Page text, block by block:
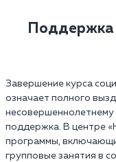
Поддержка
Завершение курса
означает полного
поддержка. В центре
программы,
групповые занятия в